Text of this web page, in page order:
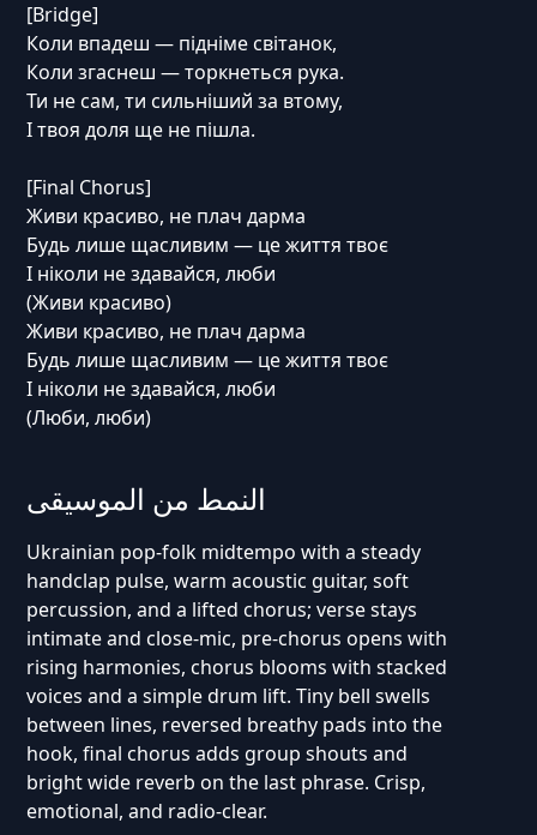
[Bridge]
Коли впадеш — підніме світанок,
Коли згаснеш — торкнеться рука.
Ти не сам, ти сильніший за втому,
І твоя доля ще не пішла.
[Final Chorus]
Живи красиво, не плач дарма
Будь лише щасливим — це життя твоє
І ніколи не здавайся, люби
(Живи красиво)
Живи красиво, не плач дарма
Будь лише щасливим — це життя твоє
І ніколи не здавайся, люби
(Люби, люби)
النمط من الموسيقى
Ukrainian pop-folk midtempo with a steady
handclap pulse, warm acoustic guitar, soft
percussion, and a lifted chorus; verse stays
intimate and close-mic, pre-chorus opens with
rising harmonies, chorus blooms with stacked
voices and a simple drum lift. Tiny bell swells
between lines, reversed breathy pads into the
hook, final chorus adds group shouts and
bright wide reverb on the last phrase. Crisp,
emotional, and radio-clear.